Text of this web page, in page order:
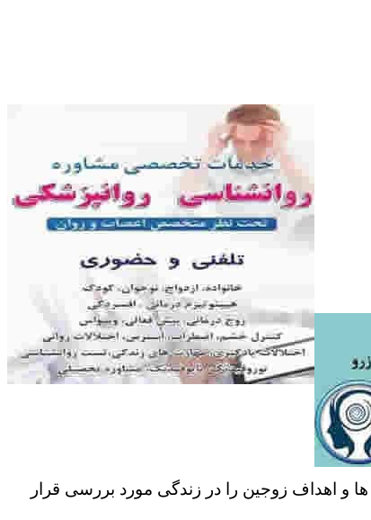
و اهداف زوجین را در زندگی مورد بررسی قرار